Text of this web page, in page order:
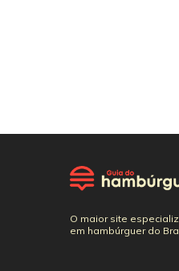
O maior site
em hambúrguer do